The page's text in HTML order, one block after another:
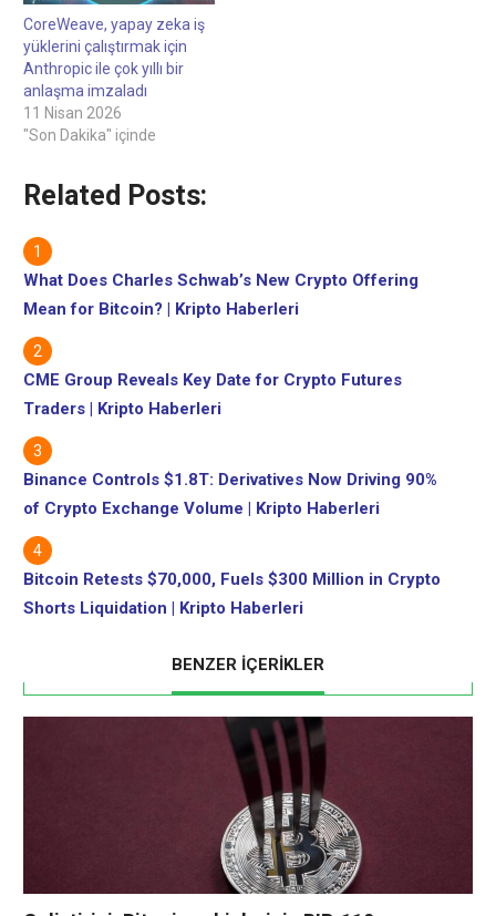
zeka için büyük dil
modelleri üreten…
CoreWeave, yapay zeka iş
yüklerini çalıştırmak için
Anthropic ile çok yıllı bir
anlaşma imzaladı
11 Nisan 2026
"Son Dakika" içinde
Related Posts:
What Does Charles Schwab’s New Crypto Offering
Mean for Bitcoin? | Kripto Haberleri
CME Group Reveals Key Date for Crypto Futures
Traders | Kripto Haberleri
Binance Controls $1.8T: Derivatives Now Driving 90%
of Crypto Exchange Volume | Kripto Haberleri
Bitcoin Retests $70,000, Fuels $300 Million in Crypto
Shorts Liquidation | Kripto Haberleri
BENZER İÇERİKLER